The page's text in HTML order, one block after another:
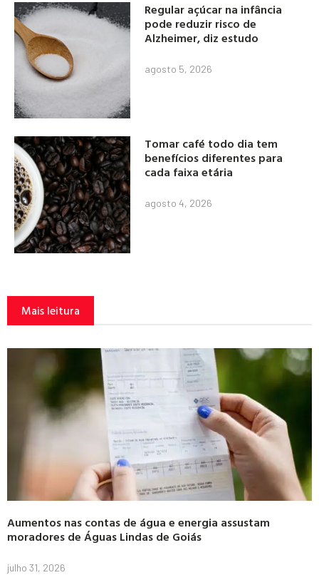
Regular açúcar na infância
pode reduzir risco de
Alzheimer, diz estudo
agosto 5, 2026
Tomar café todo dia tem
benefícios diferentes para
cada faixa etária
agosto 4, 2026
Mais leitura
Aumentos nas contas de água e energia assustam
moradores de Águas Lindas de Goiás
julho 31, 2026